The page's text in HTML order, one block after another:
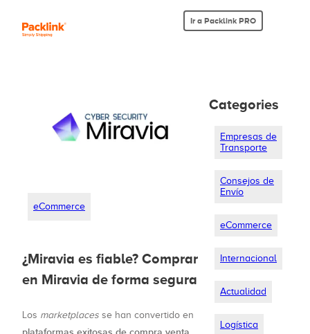
Ir a Packlink PRO
eCommerce
¿Miravia es fiable? Comprar
en Miravia de forma segura
Los marketplaces se han convertido en
Categories
Empresas de
Transporte
Consejos de
Envío
eCommerce
Internacional
Actualidad
Logística